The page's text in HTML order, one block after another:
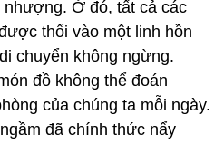
Ở đó, tất cả các
thổi vào một linh hồn
chuyển không ngừng.
đồ không thể đoán
của chúng ta mỗi ngày.
đã chính thức nẩy